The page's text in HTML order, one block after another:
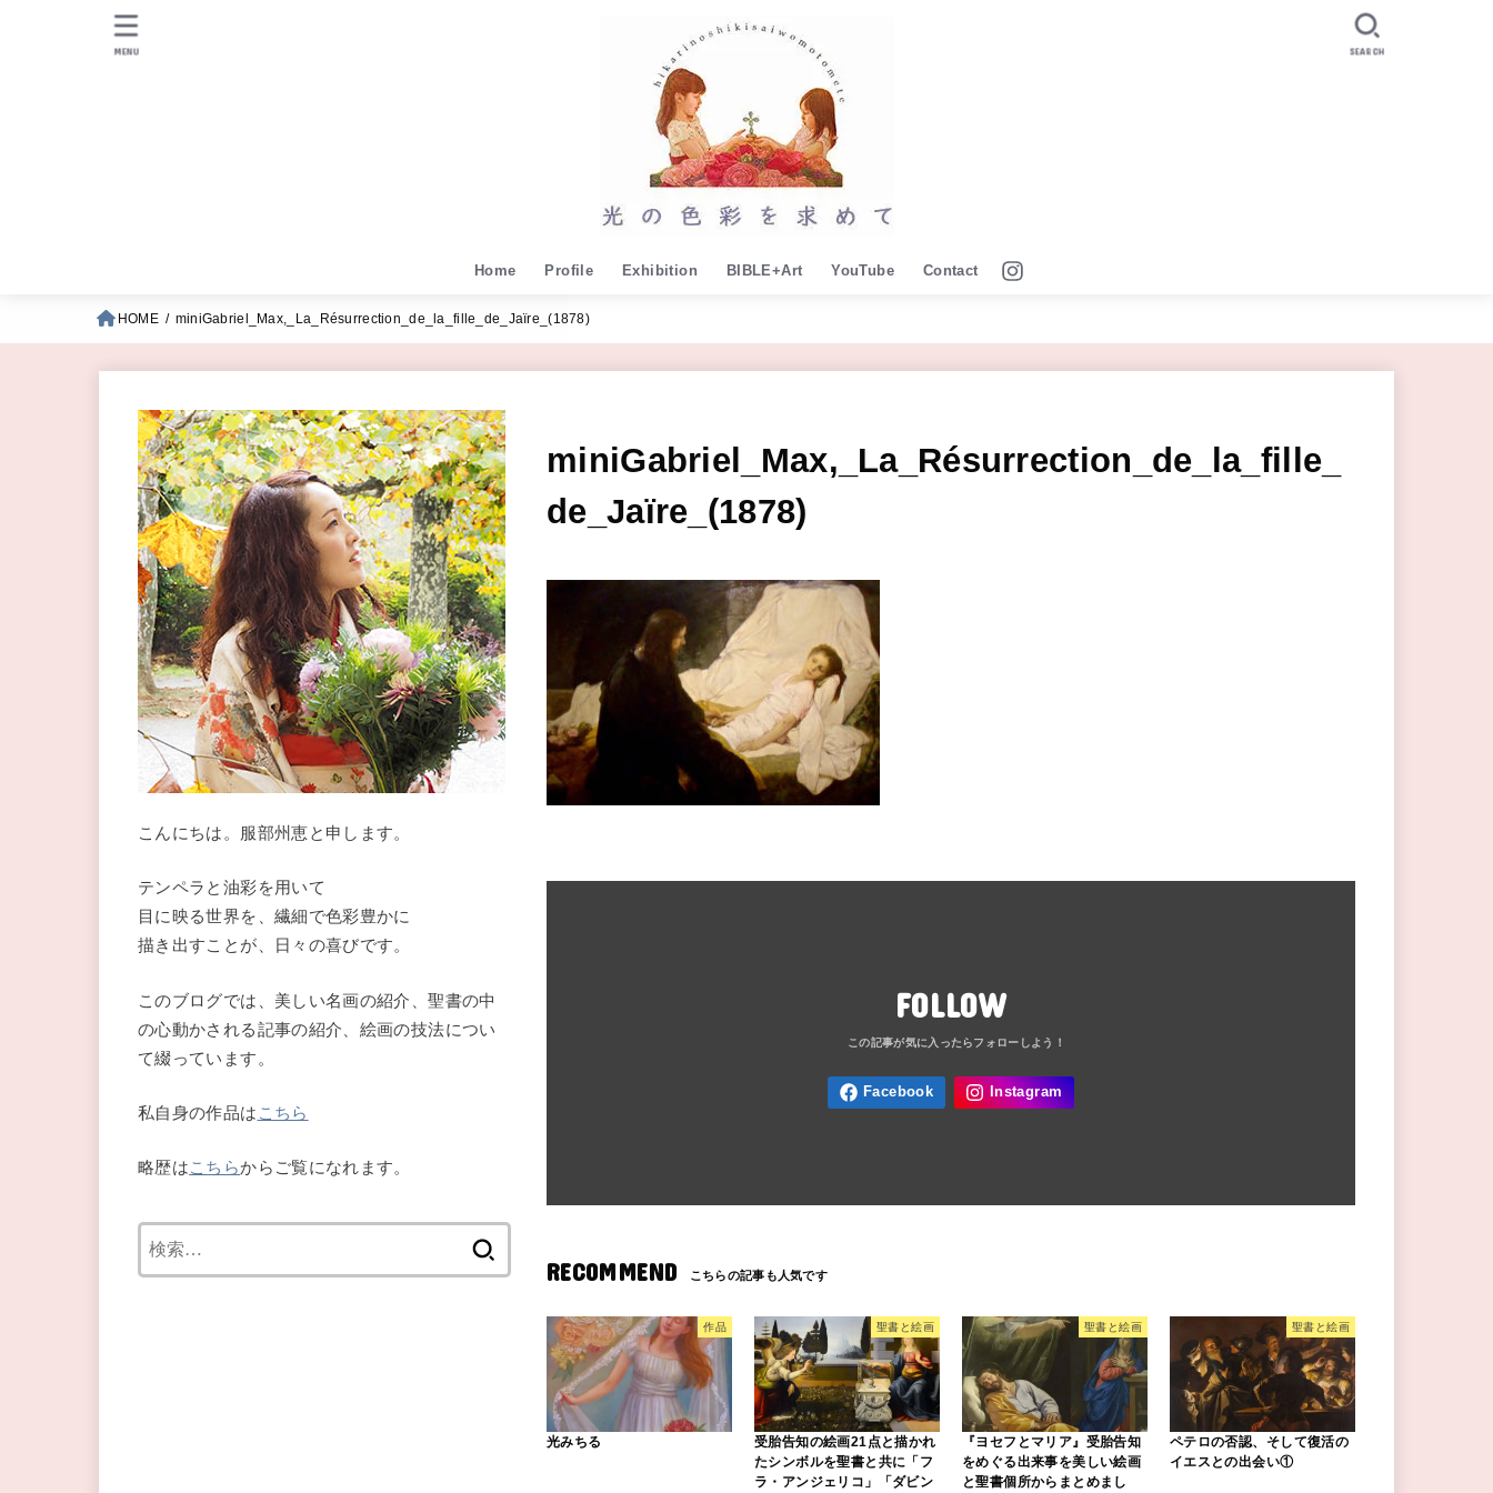
Home Profile Exhibition BIBLE+Art YouTube Contact
SEARCH
MENU
HOME miniGabriel_Max,_La_Résurrection_de_la_fille_de_Jaïre_(1878)
miniGabriel_Max,_La_Résurrection_de_la_fille_
de_Jaïre_(1878)
FOLLOW
RECOMMEND
作品
光みちる
聖書と絵画
受胎告知の絵画21点と描かれ
たシンボルを聖書と共に「フ
ラ・アンジェリコ」「ダビン
聖書と絵画
『ヨセフとマリア』受胎告知
をめぐる出来事を美しい絵画
と聖書個所からまとめまし
聖書と絵画
ペテロの否認、そして復活の
イエスとの出会い①
こんにちは。服部州恵と申します。
テンペラと油彩を用いて
目に映る世界を、繊細で色彩豊かに
描き出すことが、日々の喜びです。
このブログでは、美しい名画の紹介、聖書の中
の心動かされる記事の紹介、絵画の技法につい
て綴っています。
私自身の作品は こちら
略歴はこちらからご覧になれます。